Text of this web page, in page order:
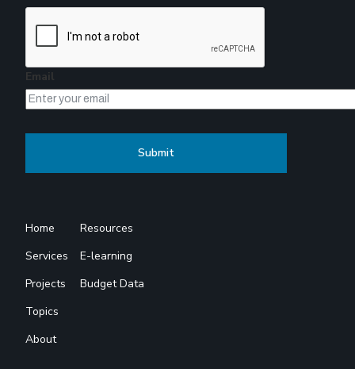
Email
Home
Services
Projects
Topics
About
Resources
E-learning
Budget Data